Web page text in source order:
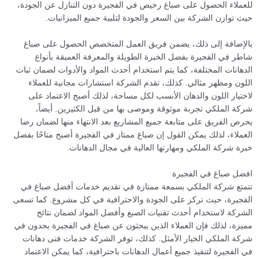
للعملاء الحصول على صباغ رخيص في الفجيرة دون التنازل عن الجودة،
حيث توازن الشركة بين السعر والجودة لتلبية جميع الميزانيات.
بالإضافة إلى ذلك، يضمن فريق العمل المتخصص الحصول على صباغ
شاطر في الفجيرة بفضل الخبرة الطويلة والمعرفة العميقة بأنواع
الدهانات المختلفة، كما يتم استخدام أحدث المواد والأدوات لضمان ثبات
اللون ومظهر مثالي. كذلك، تقدم الشركة استشارات مجانية للعملاء
لاختيار اللون والدهان الأنسب لكل مساحة، لذلك أصبح الاعتماد على
شركة الملكي تجربة موثوقة وموصى بها من قبل الكثيرين. أيضاً،
يحرص الفريق على متابعة جميع المشاريع بعد الانتهاء منها لضمان رضا
العملاء، لذلك يمكن القول إن صباغ ممتاز في الفجيرة أصبح متاحًا بفضل
خبرة شركة الملكي ومهارتها العالية في مجال الدهانات.
افضل صباغ في الفجيرة
تتمتع شركة الملكي بسمعة ممتازة في تقديم خدمات أفضل صباغ في
الفجيرة، حيث تركز على الجودة والاحترافية في كل مشروع. كما تسعى
الشركة لاستخدام أحدث تقنيات الصبغ وأفضل المواد لضمان نتائج
مميزة، لذلك فإن العملاء الذين يبحثون عن صباغ في الفجيرة يجدون في
شركة الملكي الخيار الأمثل. كذلك، توفر الشركة خدمات فنى دهانات
في الفجيرة لتنفيذ جميع أعمال الدهانات باحترافية، كما يمكن الاعتماد